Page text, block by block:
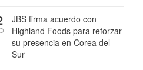
JBS firma acuerdo con
Highland Foods para reforzar
su presencia en Corea del
Sur